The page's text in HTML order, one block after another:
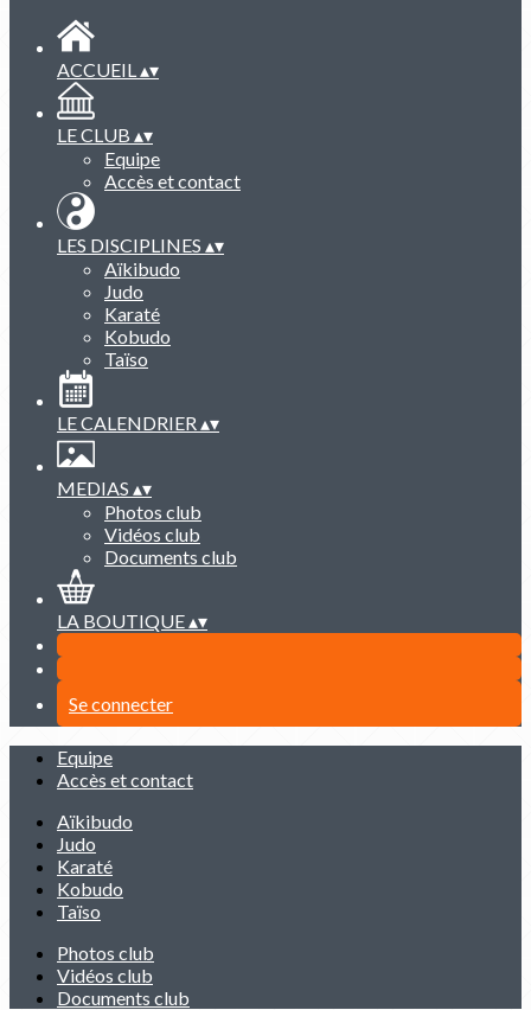
ACCUEIL▴▾
LE CLUB ▴▾
Equipe
Accès et contact
LES DISCIPLINES ▴▾
Aïkibudo
Judo
Karaté
Kobudo
Taïso
LE CALENDRIER▴▾
MEDIAS ▴▾
Photos club
Vidéos club
Documents club
LA BOUTIQUE▴▾
Se connecter
Equipe
Accès et contact
Aïkibudo
Judo
Karaté
Kobudo
Taïso
Photos club
Vidéos club
Documents club